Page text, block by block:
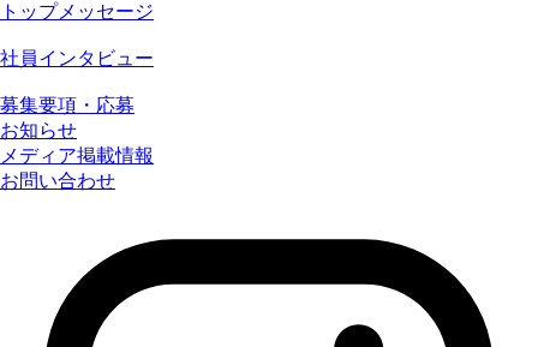
トップメッセージ
社員インタビュー
募集要項・応募
お知らせ
メディア掲載情報
お問い合わせ